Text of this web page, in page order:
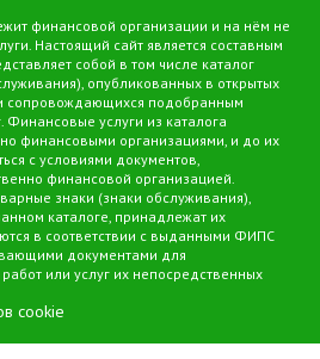
уникальную возможность
трудности, обеспечивая
процесса. Однако, чтобы избежать
выбирать надежные сервисы и
с условиями займа.
финансовой организации и на нём не
Настоящий сайт является составным
собой в том числе каталог
опубликованных в открытых
сопровождающихся подобранным
Финансовые услуги из каталога
финансовыми организациями, и до их
с условиями документов,
финансовой организацией.
знаки (знаки обслуживания),
каталоге, принадлежат их
в соответствии с выданными ФИПС
документами для
или услуг их непосредственных
cookie